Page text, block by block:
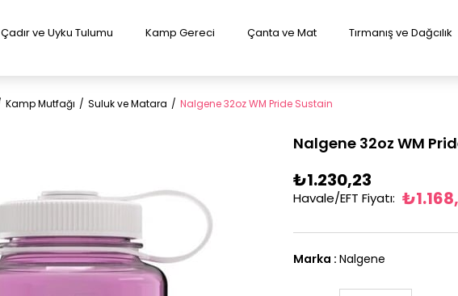
Çadır ve Uyku Tulumu Kamp Gereci Çanta ve Mat Tırmanış ve Dağcılık
Kamp Mutfağı Suluk ve Matara Nalgene 32oz WM Pride Sustain
Nalgene 32oz WM
₺1.230,23
Havale/EFT Fiyatı:
Marka : Nalgene